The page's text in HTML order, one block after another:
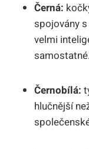
Černá:
spojovány
velmi
samostatné.
Černobílá:
hlučnější